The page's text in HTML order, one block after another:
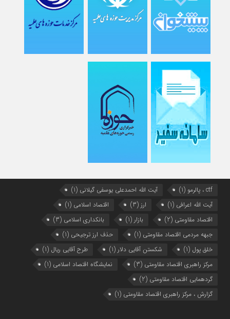
ctf ، پالرمو (1) آیت الله احمدعلی یوسفی گیلانی (1)
آیت الله اعرافی (1) ارز (3) اقتصاد اسلامی (1)
اقتصاد مقاومتی (2) بازار (1) بانکداری اسلامی (3)
جبهه مردمی اقتصاد مقاومتی (1) حذف ارز ترجیحی (1)
خلق پول (1) شکستن آقایی دلار (1) طرح آقایی ریال (1)
مرکز راهبری اقتصاد مقاومتی (3) نمایشگاه اقتصاد اسلامی (1)
گردهمایی اقتصاد مقاومتی (2)
گزارش ، مرکز راهبری اقتصاد مقاومتی (1)